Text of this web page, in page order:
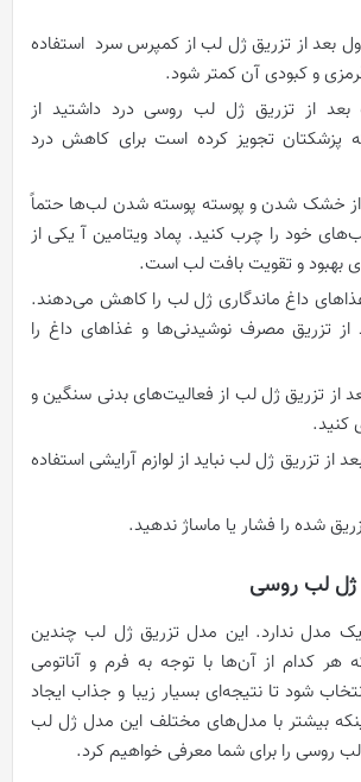
اول بعد از تزریق ژل لب از کمپرس سرد استفاده
و کبودی آن کمتر شود.
از تزریق ژل لب روسی درد داشتید از
پزشکتان تجویز کرده است برای کاهش درد
از خشک شدن و پوسته پوسته شدن لب‌ها حتماً
خود را چرب کنید. پماد ویتامین آ یکی از
بهبود و تقویت بافت لب است.
داغ ماندگاری ژل لب را کاهش می‌دهند.
تزریق مصرف نوشیدنی‌ها و غذاهای داغ را
بعد از تزریق ژل لب از فعالیت‌های بدنی سنگین و
کنید.
از تزریق ژل لب نباید از لوازم آرایشی استفاده
شده را فشار یا ماساژ ندهید.
ژل لب روسی
مدل ندارد. این مدل تزریق ژل لب چندین
کدام از آن‌ها با توجه به فرم و آناتومی
شود تا نتیجه‌ای بسیار زیبا و جذاب ایجاد
بیشتر با مدل‌های مختلف این مدل ژل لب
لب روسی را برای شما معرفی خواهیم کرد.